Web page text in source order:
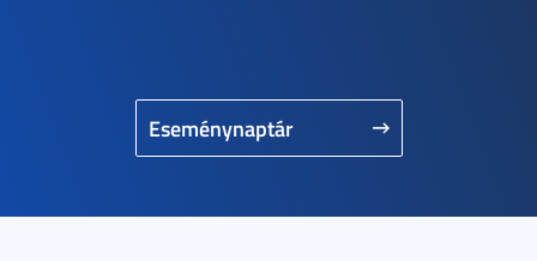
Eseménynaptár